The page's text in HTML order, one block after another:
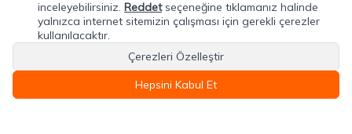
Adres & İletişim
inceleyebilirsiniz. Reddetseçeneğine tıklamanız halinde
yalnızca internet sitemizin çalışması için gerekli çerezler
kullanılacaktır.
Çerezleri Özelleştir
Hepsini Kabul Et